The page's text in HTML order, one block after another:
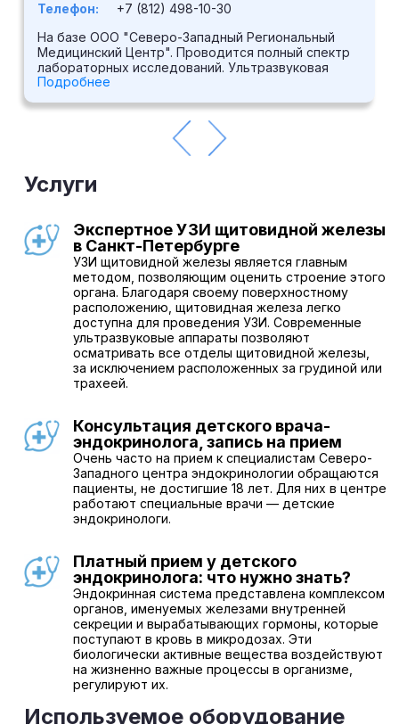
Телефон:
+7 (812) 498-10-30
На базе ООО "Северо-Западный Региональный
Медицинский Центр". Проводится полный спектр
лабораторных исследований. Ультразвуковая
диагностика выполняется на аппарате высокого
функциональных исследований,
электрокардиография. В центре принимают врачи
широкого спектра специальностей: кардиолог,
эндокринолог, хирург-эндокринолог, гинеколог-
эндокринолог, диетолог-эндокринолог, маммолог,
врач ультразвуковой диагностики и др.
Подробнее
Услуги
Экспертное УЗИ щитовидной железы
в Санкт-Петербурге
УЗИ щитовидной железы является главным
методом, позволяющим оценить строение этого
органа. Благодаря своему поверхностному
расположению, щитовидная железа легко
доступна для проведения УЗИ. Современные
ультразвуковые аппараты позволяют
осматривать все отделы щитовидной железы,
за исключением расположенных за грудиной или
трахеей.
Консультация детского врача-
эндокринолога, запись на прием
Очень часто на прием к специалистам Северо-
Западного центра эндокринологии обращаются
пациенты, не достигшие 18 лет. Для них в центре
работают специальные врачи — детские
эндокринологи.
Платный прием у детского
эндокринолога: что нужно знать?
Эндокринная система представлена комплексом
органов, именуемых железами внутренней
секреции и вырабатывающих гормоны, которые
поступают в кровь в микродозах. Эти
биологически активные вещества воздействуют
на жизненно важные процессы в организме,
регулируют их.
Используемое оборудование